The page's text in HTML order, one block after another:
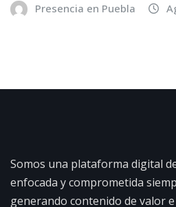
Presencia en Puebla
Somos una plataforma digital
enfocada y comprometida
generando contenido de valor